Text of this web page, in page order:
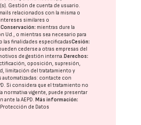
Gestión de cuenta de usuario.
relacionados con la misma o
similares o
Conservación: mientras dure la
Ud., o mientras sea necesario para
las finalidades especificadasCesión:
cederse a otras empresas del
de gestión interna.Derechos:
oposición, supresión,
limitación del tratatamiento y
contacte con
. Si considera que el tratamiento no
normativa vigente, puede presentar
ante laAEPD.Más información:
de Datos